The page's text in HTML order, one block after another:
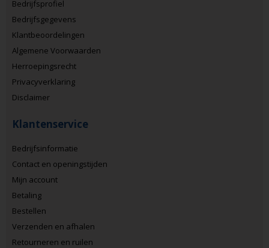
Bedrijfsprofiel
Bedrijfsgegevens
Klantbeoordelingen
Algemene Voorwaarden
Herroepingsrecht
Privacyverklaring
Disclaimer
Klantenservice
Bedrijfsinformatie
Contact en openingstijden
Mijn account
Betaling
Bestellen
Verzenden en afhalen
Retourneren en ruilen